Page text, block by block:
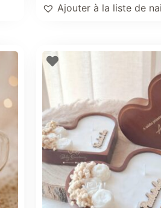
Ajouter à la liste de